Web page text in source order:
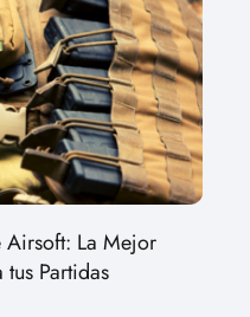
Airsoft: La Mejor
Partidas